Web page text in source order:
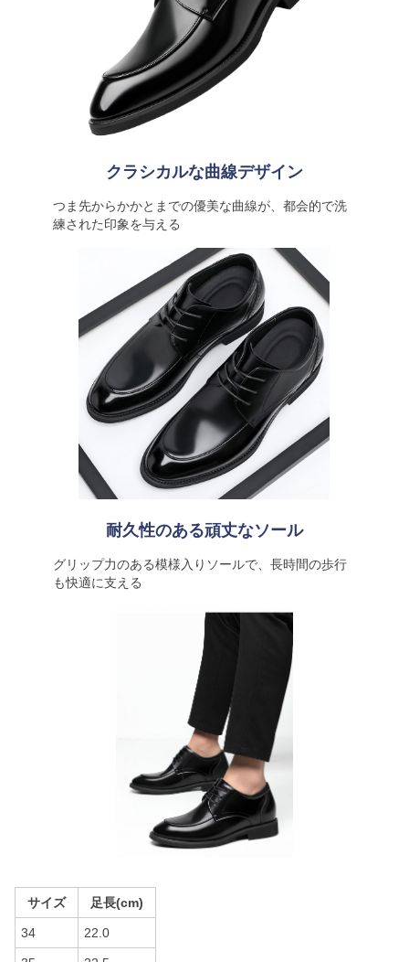
クラシカルな曲線デザイン
つま先からかかとまでの優美な曲線が、都会的で洗
練された印象を与える
耐久性のある頑丈なソール
グリップ力のある模様入りソールで、長時間の歩行
も快適に支える
サイズ 足長(cm)
34 22.0